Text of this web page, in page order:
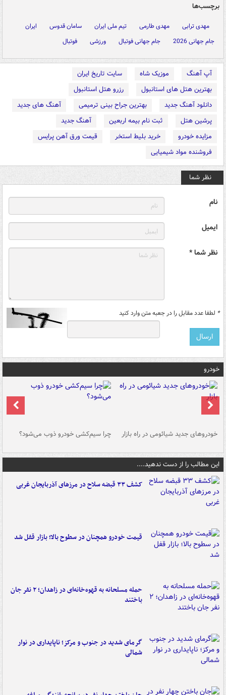
برچسب‌ها
مهدی ترابی مهدی طارمی تیم ملی ایران سامان قدوس
ایران
جام جهانی 2026
جام جهانی فوتبال ورزشی فوتبال
آپ آهنگ موزیک شاه
سایت تاریخ ایران
بهترین هتل های استانبول
رزرو هتل استانبول
دانلود آهنگ جدید
بهترین جراح بینی ترمیمی
آهنگ های جدید
پرشین هتل
ثبت نام بیمه اربعین
آهنگ جدید
مزایده خودرو
خرید بلیط استخر
قیمت ورق آهن پرایس
فروشنده مواد شیمیایی
نظر شما
نام
ایمیل
نظر شما *
* لطفا عدد مقابل را در جعبه متن وارد کنید
خودرو
خودروهای جدید شیائومی در راه بازار چرا سیم‌کشی خودرو ذوب می‌شود؟
این مطالب را از دست ندهید....
کشف ۳۳ قبضه سلاح در مرزهای آذربایجان غربی
قیمت خودرو همچنان در سطوح بالا؛ بازار قفل شد
حمله مسلحانه به قهوه‌خانه‌ای در زاهدان؛ ۲ نفر جان
باختند
گرمای شدید در جنوب و مرکز؛ ناپایداری در نوار
شمالی